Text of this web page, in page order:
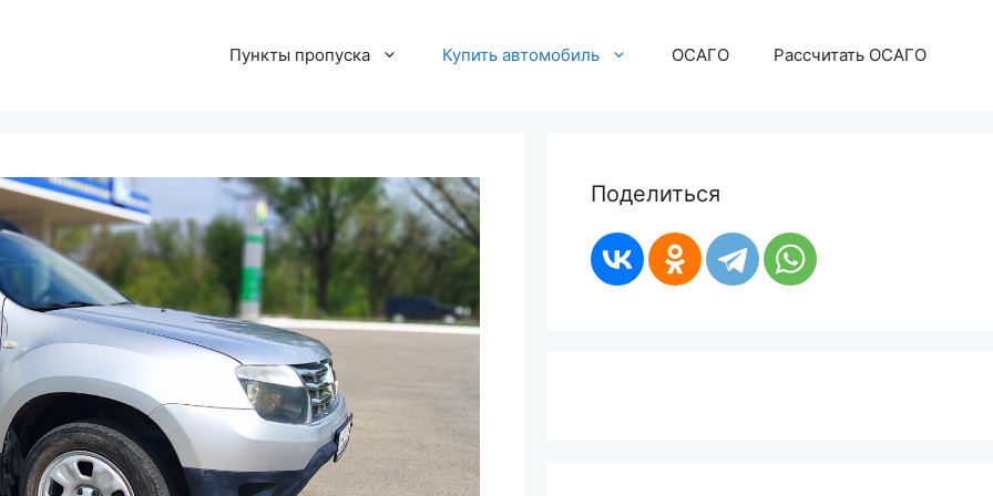
Пункты пропуска Купить автомобиль ОСАГО Рассчитать ОСАГО
Поделиться